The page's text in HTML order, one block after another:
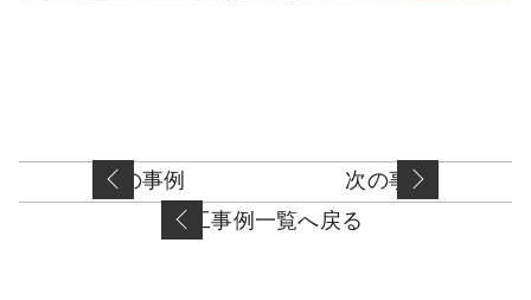
前の事例
次の事例
施工事例一覧へ戻る